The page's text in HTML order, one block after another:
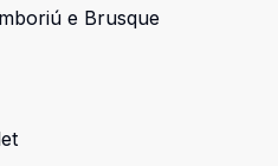
e Brusque